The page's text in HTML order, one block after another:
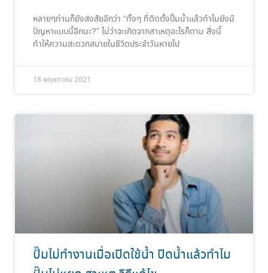
หลายๆท่านก็ยังสงสัยอีกว่า “ทั้งๆ ที่ติดตั้งปั๊มน้ำแล้วทำไมยังมี
ปัญหาแบบนี้อีกนะ?” ไม่ว่าจะเกิดจากสาเหตุอะไรก็ตาม สิ่งนี้
ทำให้ความสะดวกสบายในชีวิตประจำวันหายไป
18 พฤษภาคม 2021
ปั๊มไม่ทำงานเมื่อเปิดใช้น้ำ ปิดน้ำแล้วทำไม